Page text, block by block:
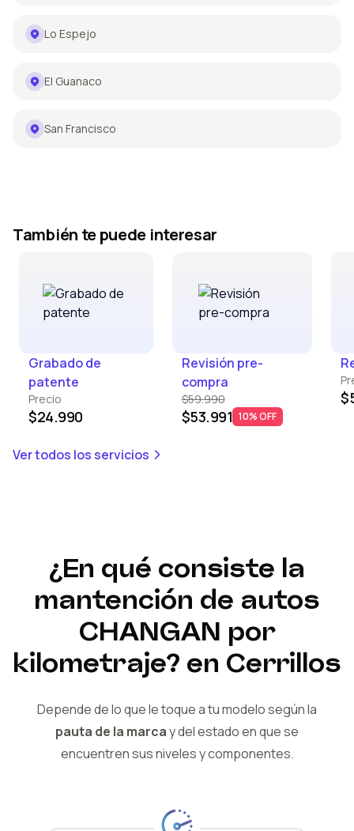
Lo Espejo
El Guanaco
San Francisco
También te puede interesar
Grabado de
patente
Precio
$24.990
Revisión pre-
compra
$59.990
$53.991 10% OFF
Ver todos los servicios
¿En qué consiste la
mantención de autos
CHANGAN por
kilometraje? en Cerrillos
Depende de lo que le toque a tu modelo según la
pauta de la marcay delestado en que se
encuentren sus niveles y componentes.